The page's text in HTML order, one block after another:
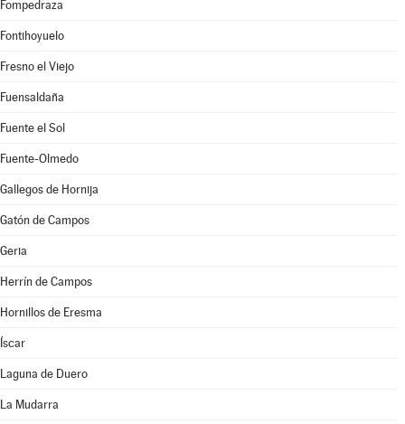
Fompedraza
Fontihoyuelo
Fresno el Viejo
Fuensaldaña
Fuente el Sol
Fuente-Olmedo
Gallegos de Hornija
Gatón de Campos
Geria
Herrín de Campos
Hornillos de Eresma
Íscar
Laguna de Duero
La Mudarra